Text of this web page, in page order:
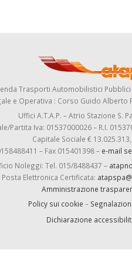
Trasporti Automobilistici Pubblici
e Operativa : Corso Guido Alberto
Uffici A.T.A.P. – Atrio Stazione S.
Partita Iva: 01537000026 – R.I.
Capitale Sociale €
– Fax 015401398 – e-mail
Noleggi: Tel. 015/8488437 –
Posta Elettronica Certificata:
Amministrazione
Policy sui cookie –
Dichiarazione